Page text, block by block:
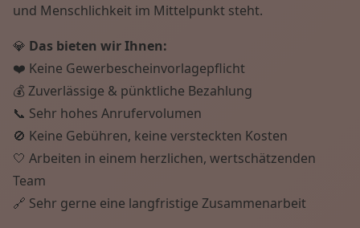
und Menschlichkeit im Mittelpunkt steht.
💎 Das bieten wir Ihnen:
❤️ Keine Gewerbescheinvorlagepflicht
💰 Zuverlässige & pünktliche Bezahlung
📞 Sehr hohes Anrufervolumen
🚫 Keine Gebühren, keine versteckten Kosten
🤍 Arbeiten in einem herzlichen, wertschätzenden
Team
🔗 Sehr gerne eine langfristige Zusammenarbeit